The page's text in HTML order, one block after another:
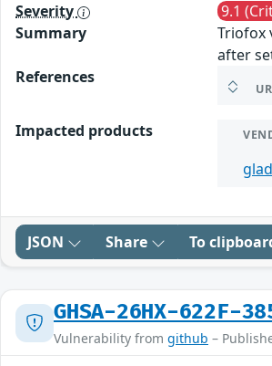
Severity 9.1
Summary
Triofox
after
References
Impacted products
JSON Share To
GHSA-26HX-622F-
Vulnerability from github –